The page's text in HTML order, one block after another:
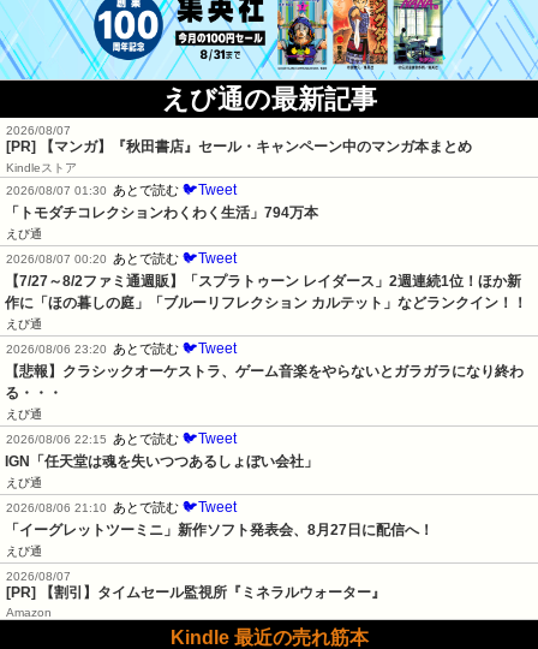
えび通の最新記事
2026/08/07
[PR] 【マンガ】『秋田書店』セール・キャンペーン中のマンガ本まとめ
Kindleストア
2026/08/07 01:30
あとで読む 🐦Tweet
「トモダチコレクションわくわく生活」794万本
えび通
2026/08/07 00:20
あとで読む 🐦Tweet
【7/27～8/2ファミ通週販】「スプラトゥーン レイダース」2週連続1位！ほか新
作に「ほの暮しの庭」「ブルーリフレクション カルテット」などランクイン！！
えび通
2026/08/06 23:20
あとで読む 🐦Tweet
【悲報】クラシックオーケストラ、ゲーム音楽をやらないとガラガラになり終わ
る・・・
えび通
2026/08/06 22:15
あとで読む 🐦Tweet
IGN「任天堂は魂を失いつつあるしょぼい会社」
えび通
2026/08/06 21:10
あとで読む 🐦Tweet
「イーグレットツーミニ」新作ソフト発表会、8月27日に配信へ！
えび通
2026/08/07
[PR] 【割引】タイムセール監視所『ミネラルウォーター』
Amazon
Kindle 最近の売れ筋本